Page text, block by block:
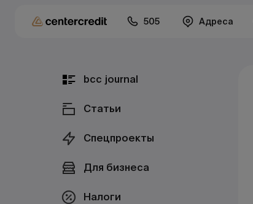
505 Адреса
bcc journal
Статьи
Спецпроекты
Для бизнеса
Налоги